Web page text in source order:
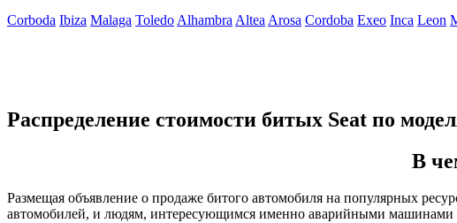
Corboda Ibiza Malaga Toledo Alhambra Altea Arosa Cordoba Exeo Inca Leon
Распределение стоимости битых Seat по
В
Размещая объявление о продаже битого автомобиля на популярных
автомобилей, и людям, интересующимся именно аварийными машинами